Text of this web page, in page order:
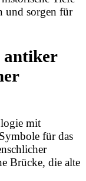
und sorgen für
antiker
mit
für das
Brücke, die alte